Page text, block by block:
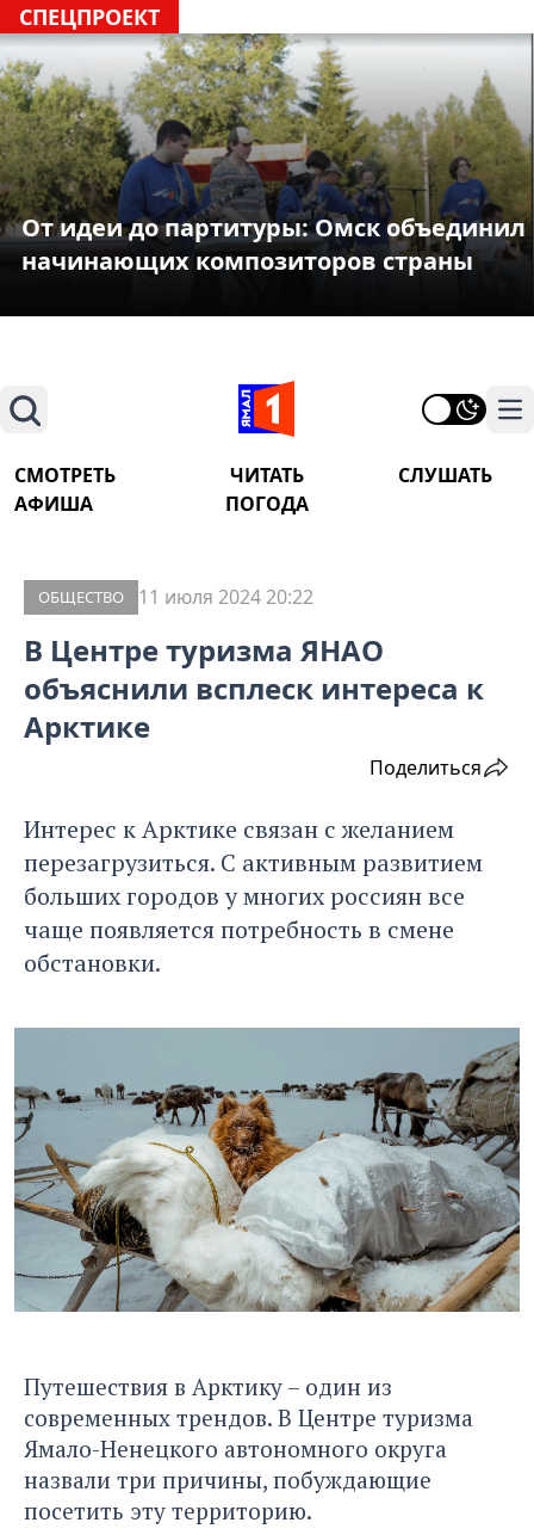
СПЕЦПРОЕКТ
От идеи до партитуры: Омск объединил
начинающих композиторов страны
Поиск
СМОТРЕТЬ ЧИТАТЬ
СЛУШАТЬ
АФИША
ПОГОДА
ОБЩЕСТВО 11 июля 2024 20:22
В Центре туризма ЯНАО
объяснили всплеск интереса к
Арктике
Поделиться
Интерес к Арктике связан с желанием
перезагрузиться. С активным развитием
больших городов у многих россиян все
чаще появляется потребность в смене
обстановки.
Путешествия в Арктику – один из
современных трендов. В Центре туризма
Ямало-Ненецкого автономного округа
назвали три причины, побуждающие
посетить эту территорию.